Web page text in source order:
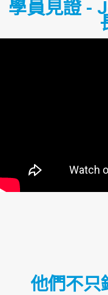
學員見證 -
他們不只